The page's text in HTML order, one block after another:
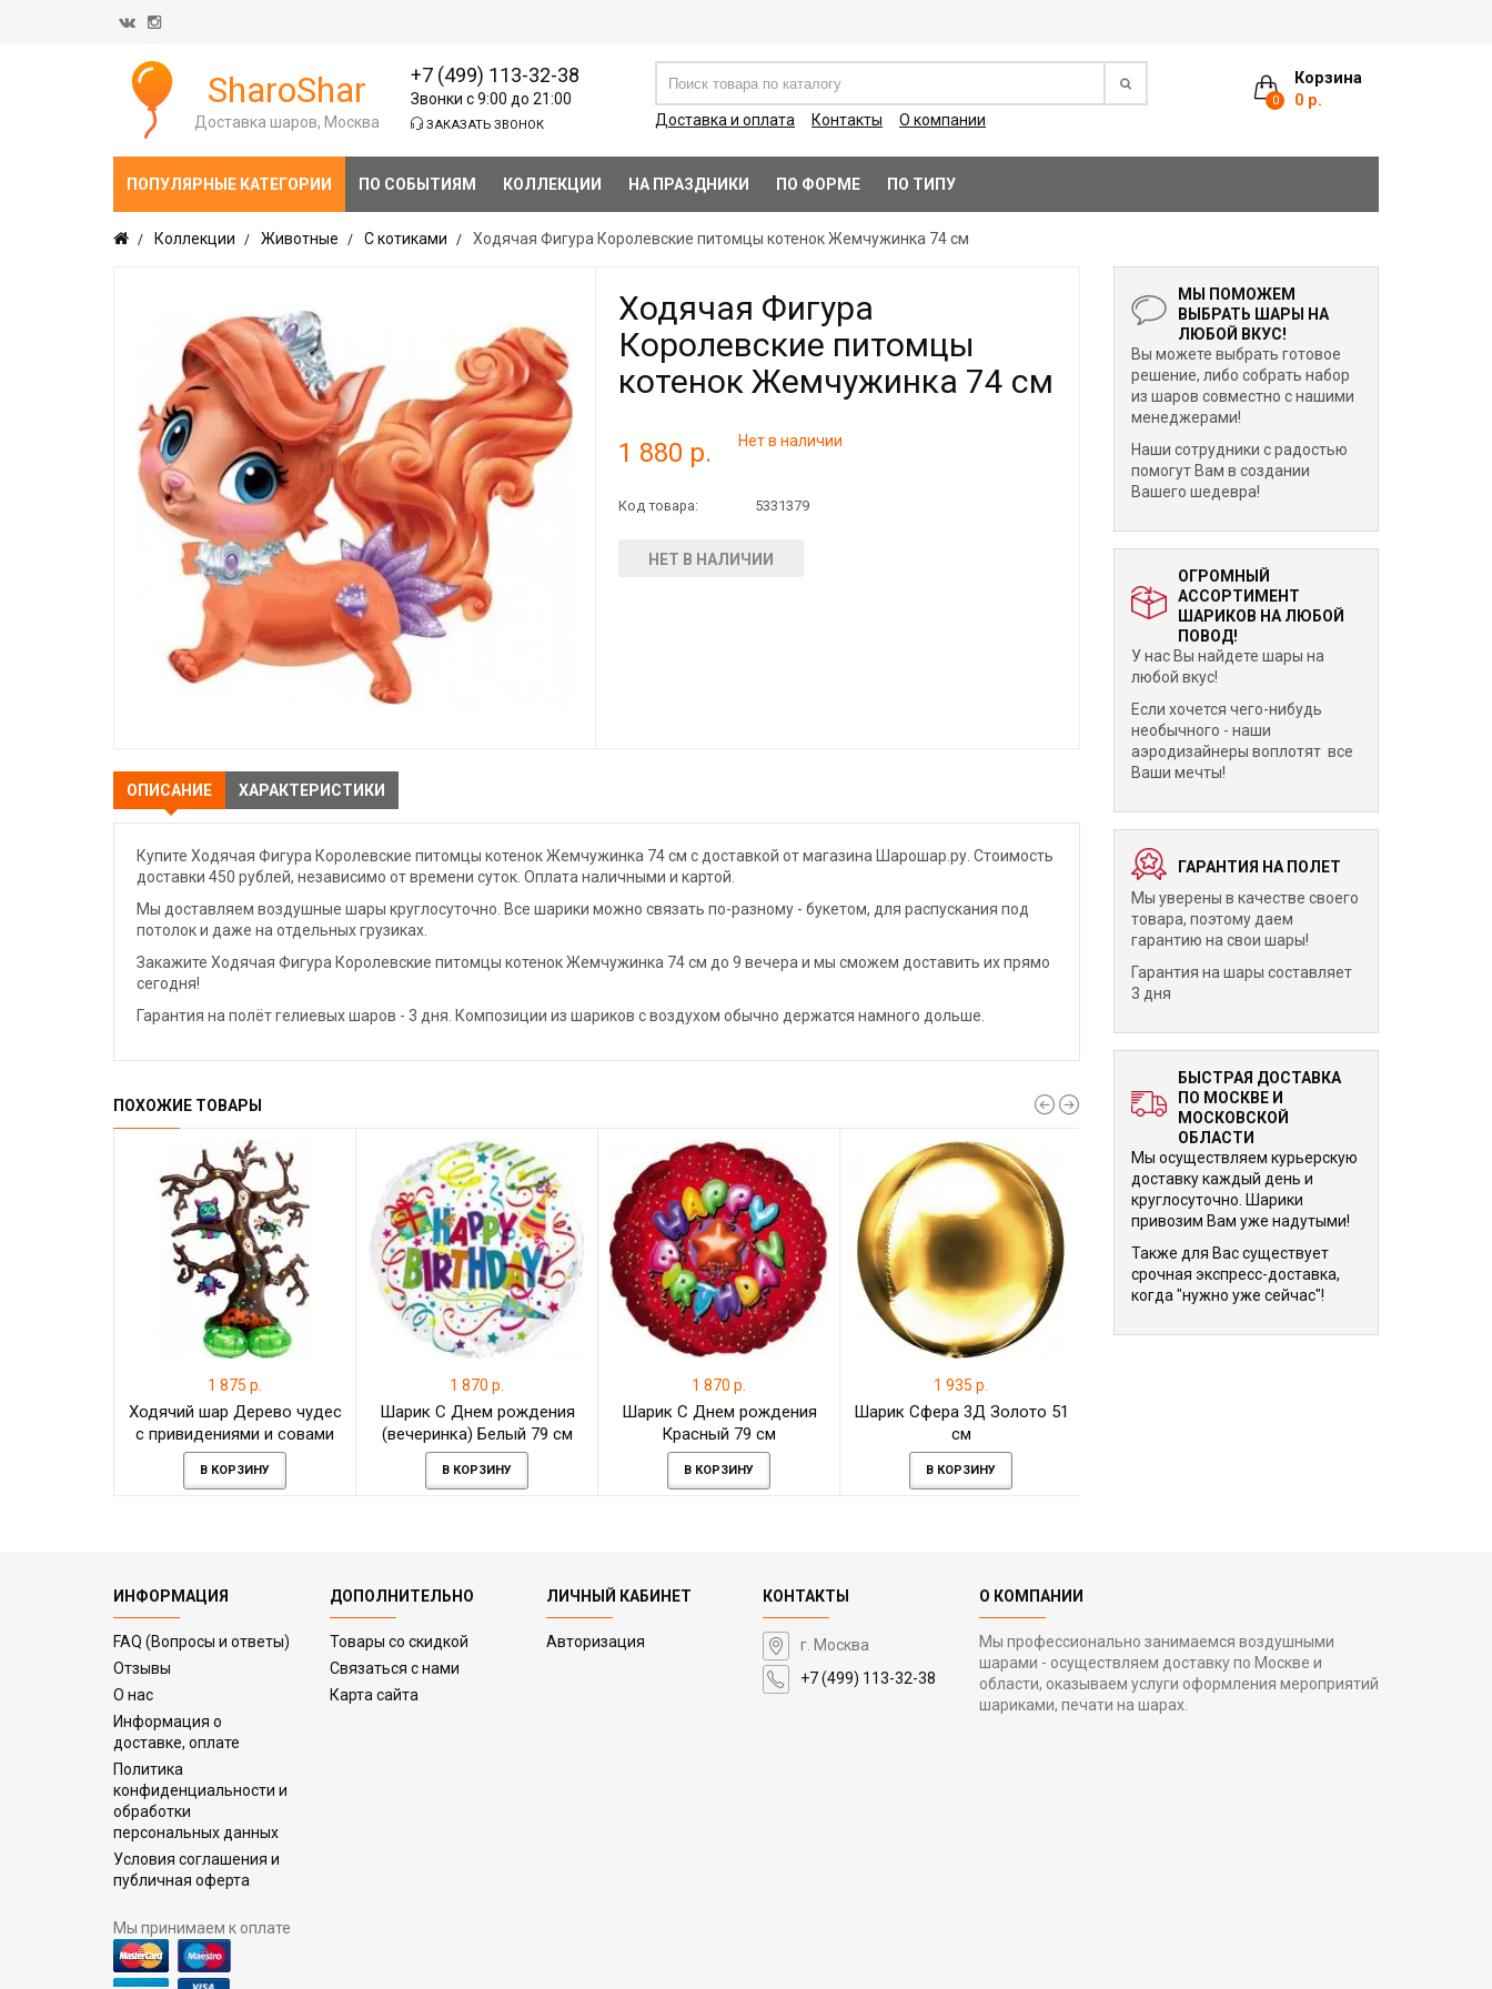
Корзина
0 0 р.
SharoShar
Доставка шаров, Москва
+7 (499) 113-32-38
Звонки с 9:00 до 21:00
ЗАКАЗАТЬ ЗВОНОК Доставка и оплата Контакты О компании
ПОПУЛЯРНЫЕ КАТЕГОРИИ ПО СОБЫТИЯМ КОЛЛЕКЦИИ НА ПРАЗДНИКИ ПО ФОРМЕ ПО ТИПУ
Коллекции Животные С котиками Ходячая Фигура Королевские питомцы котенок Жемчужинка 74 см
Ходячая Фигура
Королевские питомцы
котенок Жемчужинка 74 см
1 880 р. Нет в наличии
Код товара: 5331379
НЕТ В НАЛИЧИИ
ОПИСАНИЕ ХАРАКТЕРИСТИКИ
Купите Ходячая Фигура Королевские питомцы котенок Жемчужинка 74 см с доставкой от магазина Шарошар.ру. Стоимость
доставки 450 рублей, независимо от времени суток. Оплата наличными и картой.
Мы доставляем воздушные шары круглосуточно. Все шарики можно связать по-разному - букетом, для распускания под
потолок и даже на отдельных грузиках.
Закажите Ходячая Фигура Королевские питомцы котенок Жемчужинка 74 см до 9 вечера и мы сможем доставить их прямо
сегодня!
Гарантия на полёт гелиевых шаров - 3 дня. Композиции из шариков с воздухом обычно держатся намного дольше.
ПОХОЖИЕ ТОВАРЫ
1 875 р.
Ходячий шар Дерево чудес
с привидениями и совами
В КОРЗИНУ
1 870 р.
Шарик С Днем рождения
(вечеринка) Белый 79 см
В КОРЗИНУ
1 870 р.
Шарик С Днем рождения
Красный 79 см
В КОРЗИНУ
1 935 р.
Шарик Сфера 3Д Золото 51
см
В КОРЗИНУ
МЫ ПОМОЖЕМ
ВЫБРАТЬ ШАРЫ НА
ЛЮБОЙ ВКУС!
Вы можете выбрать готовое
решение, либо собрать набор
из шаров совместно с нашими
менеджерами!
Наши сотрудники с радостью
помогут Вам в создании
Вашего шедевра!
ОГРОМНЫЙ
АССОРТИМЕНТ
ШАРИКОВ НА ЛЮБОЙ
ПОВОД!
У нас Вы найдете шары на
любой вкус!
Если хочется чего-нибудь
необычного - наши
аэродизайнеры воплотят все
Ваши мечты!
ГАРАНТИЯ НА ПОЛЕТ
Мы уверены в качестве своего
товара, поэтому даем
гарантию на свои шары!
Гарантия на шары составляет
3 дня
БЫСТРАЯ ДОСТАВКА
ПО МОСКВЕ И
МОСКОВСКОЙ
ОБЛАСТИ
Мы осуществляем курьерскую
доставку каждый день и
круглосуточно. Шарики
привозим Вам уже надутыми!
Также для Вас существует
срочная экспресс-доставка,
когда "нужно уже сейчас"!
ИНФОРМАЦИЯ
FAQ (Вопросы и ответы)
Отзывы
О нас
Информация о
доставке, оплате
Политика
конфиденциальности и
обработки
персональных данных
Условия соглашения и
публичная оферта
Мы принимаем к оплате
ДОПОЛНИТЕЛЬНО
Товары со скидкой
Связаться с нами
Карта сайта
ЛИЧНЫЙ КАБИНЕТ
Авторизация
КОНТАКТЫ
г. Москва
+7 (499) 113-32-38
О КОМПАНИИ
Мы профессионально занимаемся воздушными
шарами - осуществляем доставку по Москве и
области, оказываем услуги оформления мероприятий
шариками, печати на шарах.